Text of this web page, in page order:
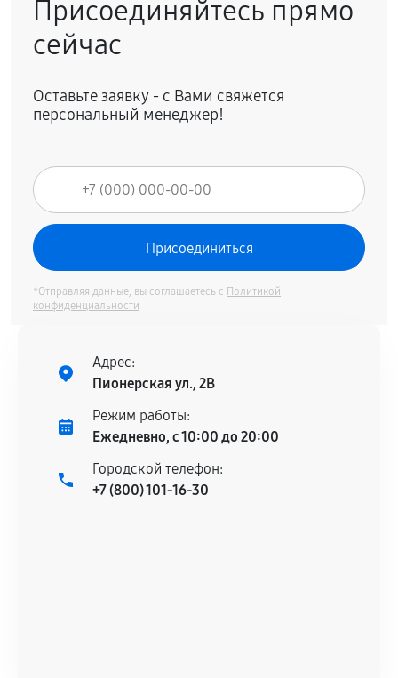
Присоединяйтесь прямо
сейчас
Оставьте заявку - с Вами свяжется
персональный менеджер!
*Отправляя данные, вы соглашаетесь с Политикой
конфиденциальности
Адрес:
Пионерская ул., 2В
Режим работы:
Ежедневно, с 10:00 до 20:00
Городской телефон:
+7 (800) 101-16-30